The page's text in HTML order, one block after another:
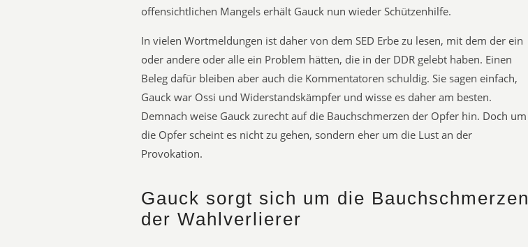
offensichtlichen Mangels erhält Gauck nun wieder Schützenhilfe.
In vielen Wortmeldungen ist daher von dem SED Erbe zu lesen, mit dem der ein
oder andere oder alle ein Problem hätten, die in der DDR gelebt haben. Einen
Beleg dafür bleiben aber auch die Kommentatoren schuldig. Sie sagen einfach,
Gauck war Ossi und Widerstandskämpfer und wisse es daher am besten.
Demnach weise Gauck zurecht auf die Bauchschmerzen der Opfer hin. Doch um
die Opfer scheint es nicht zu gehen, sondern eher um die Lust an der
Provokation.
Gauck sorgt sich um die Bauchschmerzen
der Wahlverlierer